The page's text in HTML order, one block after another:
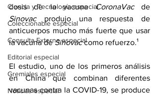
Ciencia y Tecnología especial
Coleccionable especial
Consulta Externa especial
Editorial especial
Gremiales especial
Noticias especial
dosis de la vacuna CoronaVac
Sinovac produjo una respuesta de
anticuerpos mucho más fuerte que usar
la vacuna de Sinovac como refuerzo.¹
El estudio, uno de los primeros análisis
en China que combinan diferentes
vacunas contra la COVID-19, se produce